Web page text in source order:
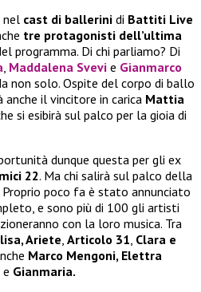
nel cast di ballerini di Battiti Live
tre protagonisti dell’ultima
programma. Di chi parliamo? Di
, Maddalena Svevi e Gianmarco
non solo. Ospite del corpo di ballo
il vincitore in carica Mattia
si esibirà sul palco per la gioia di
dunque questa per gli ex
22. Ma chi salirà sul palco della
Proprio poco fa è stato annunciato
e sono più di 100 gli artisti
con la loro musica. Tra
Ariete, Articolo 31, Clara e
Marco Mengoni, Elettra
e Gianmaria.